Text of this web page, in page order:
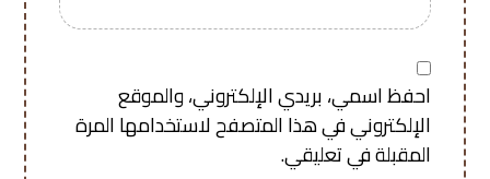
احفظ اسمي، بريدي الإلكتروني، والموقع
الإلكتروني في هذا المتصفح لاستخدامها المرة
المقبلة في تعليقي.